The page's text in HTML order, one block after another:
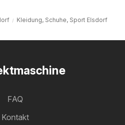
Kleidung, Schuhe, Sport Elsdorf
FAQ
Kontakt